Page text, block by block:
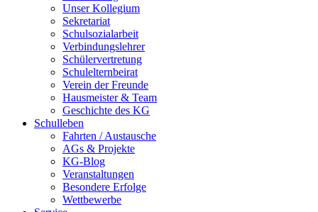
Unser Kollegium
Sekretariat
Schulsozialarbeit
Verbindungslehrer
Schülervertretung
Schulelternbeirat
Verein der Freunde
Hausmeister & Team
Geschichte des KG
Schulleben
Fahrten / Austausche
AGs & Projekte
KG-Blog
Veranstaltungen
Besondere Erfolge
Wettbewerbe